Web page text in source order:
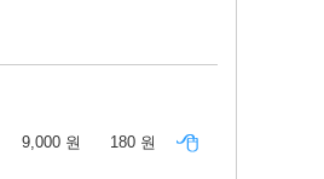
9,000 원 180 원